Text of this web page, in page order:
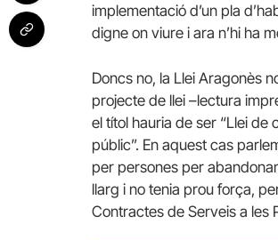
implementació d’un pla
digne on viure i ara n’hi ha
Doncs no, la Llei Aragonès
projecte de llei –lectura
el títol hauria de ser “Llei
públic”. En aquest cas
per persones per
llarg i no tenia prou força,
Contractes de Serveis a les